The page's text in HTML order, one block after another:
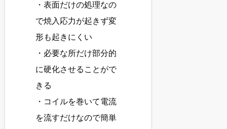
・表面だけの処理なの
で焼入応力が起きず変
形も起きにくい
・必要な所だけ部分的
に硬化させることがで
きる
・コイルを巻いて電流
を流すだけなので簡単